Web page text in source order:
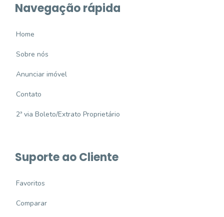
Navegação rápida
Home
Sobre nós
Anunciar imóvel
Contato
2ª via Boleto/Extrato Proprietário
Suporte ao Cliente
Favoritos
Comparar